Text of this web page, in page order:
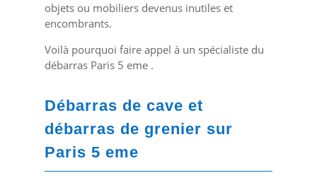
objets ou mobiliers devenus inutiles et
encombrants.
Voilà pourquoi faire appel à un spécialiste du
débarras Paris 5 eme .
Débarras de cave et
débarras de grenier sur
Paris 5 eme